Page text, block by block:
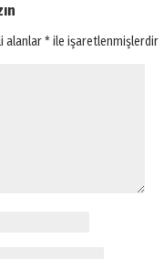
alanlar*ile işaretlenmişlerdir